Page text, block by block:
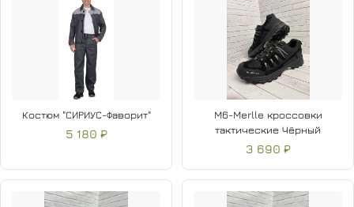
Костюм "СИРИУС-Фаворит"
5 180 ₽
M6-Merlle кроссовки
тактические Чёрный
3 690 ₽